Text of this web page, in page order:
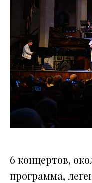
6 концертов,
программа,